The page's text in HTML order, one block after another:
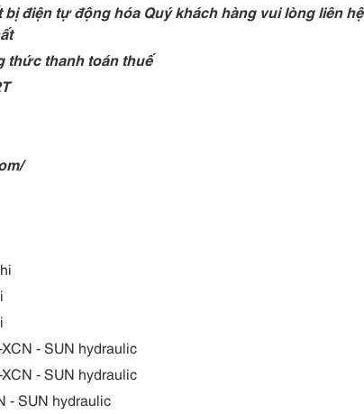
bị điện tự động hóa Quý khách hàng vui lòng liên hệ
thức thanh toán thuế
- SUN hydraulic
- SUN hydraulic
- SUN hydraulic